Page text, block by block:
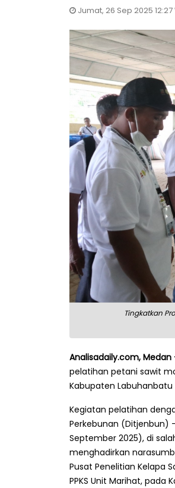
Jumat, 26 Sep 2025 12:27
Tingkatkan
Analisadaily.com, Medan
pelatihan petani sawit
Kabupaten
Kegiatan pelatihan
Perkebunan (Ditjenbun)
September 2025), di
menghadirkan
Pusat Penelitian Kelapa
PPKS Unit Marihat, pada